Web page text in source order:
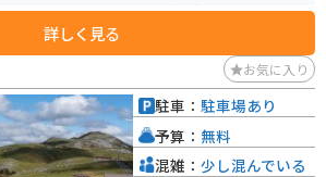
を見下ろすと色々な果物の花が視界に入るので、
人は良い意味で裏切られます。春は一面桜が咲き
詳しく見る
お気に入り
駐車： 駐車場あり
予算： 無料
混雑： 少し混んでいる